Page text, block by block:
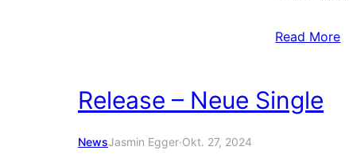
Read More
Release – Neue Single
NewsJasmin Egger·Okt. 27, 2024